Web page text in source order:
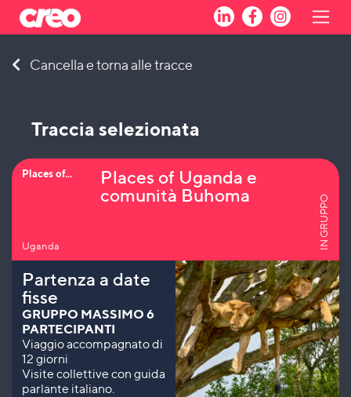
Cancella e torna alle tracce
Traccia selezionata
Places of...
Uganda
Places of Uganda e
comunità Buhoma
IN GRUPPO
Partenza a date
fisse
GRUPPO MASSIMO 6
PARTECIPANTI
Viaggio accompagnato di
12 giorni
Visite collettive con guida
parlante italiano.